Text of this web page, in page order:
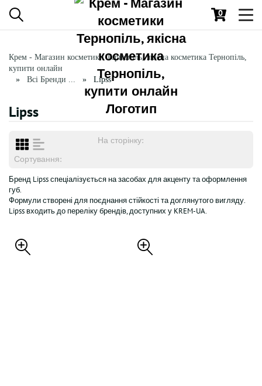
0
Крем - Магазин косметики Тернопіль, якісна косметика Тернопіль,
купити онлайн
Всі Бренди ...
Lipss
Lipss
На сторінку:
Сортування:
Бренд Lipss спеціалізується на засобах для акценту та оформлення
губ.
Формули створені для поєднання стійкості та доглянутого вигляду.
Lipss входить до переліку брендів, доступних у KREM-UA.